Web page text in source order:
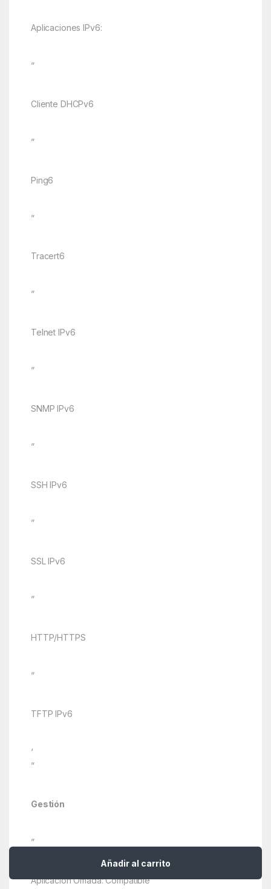
Añadir al carrito
Aplicaciones IPv6:
”
Cliente DHCPv6
”
Ping6
”
Tracert6
”
Telnet IPv6
”
SNMP IPv6
”
SSH IPv6
”
SSL IPv6
”
HTTP/HTTPS
”
TFTP IPv6
‘
”
Gestión
”
Aplicación Omada: Compatible